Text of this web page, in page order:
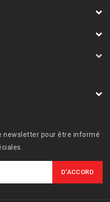
newsletter pour être informé